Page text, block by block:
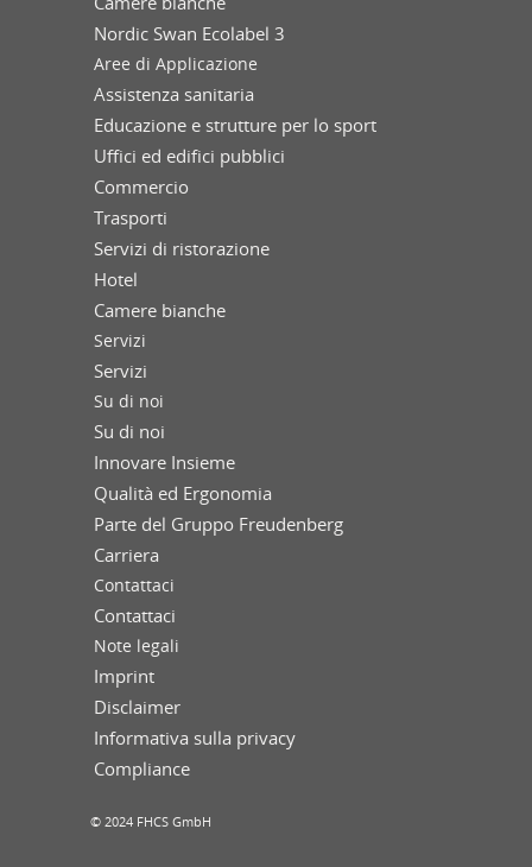
Nordic Swan Ecolabel 3
Aree di Applicazione
Assistenza sanitaria
Educazione e strutture per lo sport
Uffici ed edifici pubblici
Commercio
Trasporti
Servizi di ristorazione
Hotel
Camere bianche
Servizi
Servizi
Su di noi
Su di noi
Innovare Insieme
Qualità ed Ergonomia
Parte del Gruppo Freudenberg
Carriera
Contattaci
Contattaci
Note legali
Imprint
Disclaimer
Informativa sulla privacy
Compliance
© 2024 FHCS GmbH